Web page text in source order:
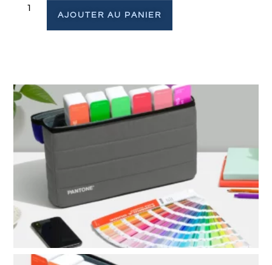
AJOUTER AU PANIER